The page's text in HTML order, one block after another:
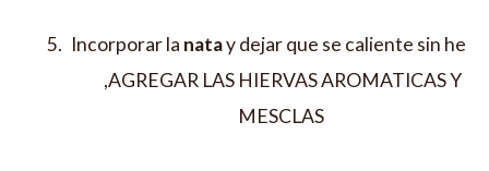
Incorporar la natay dejar que se caliente sin
,AGREGAR LAS HIERVAS AROMATICAS Y
MESCLAS